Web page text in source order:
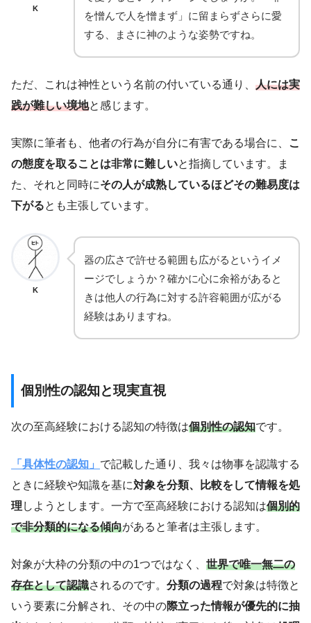
K
を憎んで人を憎まず」に留まらずさらに愛
する、まさに神のような姿勢ですね。
ただ、これは神性という名前の付いている通り、 人には実
践が難しい境地と感じます。
実際に筆者も、他者の行為が自分に有害である場合に、
こ
の態度を取ることは非常に難しいと指摘しています。ま
た、それと同時にその人が成熟しているほどその難易度は
下がるとも主張しています。
K
器の広さで許せる範囲も広がるというイメ
ージでしょうか？確かに心に余裕があると
きは他人の行為に対する許容範囲が広がる
経験はありますね。
個別性の認知と現実直視
次の至高経験における認知の特徴は個別性の認知です。
「具体性の認知」 で記載した通り、我々は物事を認識する
ときに経験や知識を基に対象を分類、比較をして情報を処
理 しようとします。一方で至高経験における認知は個別的
で非分類的になる傾向があると筆者は主張します。
対象が大枠の分類の中の1つではなく、 世界で唯一無二の
存在として認識されるのです。 分類の過程で対象は特徴と
いう要素に分解され、その中の際立った情報が優先的に抽